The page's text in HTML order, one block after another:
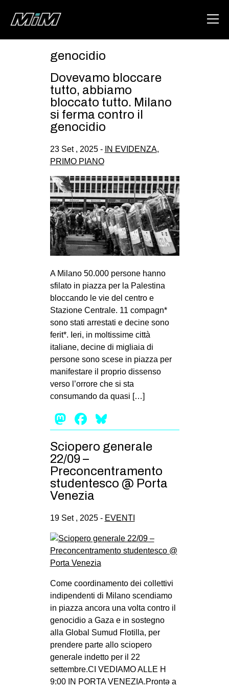
ABOUT
AREA
DEGENERAZIONE
GAZA FREESTYLE
CSOA LAMBRETTA
MSM
STUDENTI TSUNAMI
ZAM
MILANO
MOBILITAZIONI
SPAZI
SPORT POPOLARE
MOVIMENTI
AMBIENTE
ANTIFASCISMO
DIRITTO ALL’ABITARE
GENERI
MIGRAZIONI
PRECARIATO
REPRESSIONE
STUDENTI
CULTURE
ARTE
MANIFESTI
MUSICA
RECENSIONI
AFRICA
AMERICHE
ESTREMO ORIENTE
EUROPA
MEDIO ORIENTE
MONDO
genocidio
Dovevamo bloccare
tutto, abbiamo
bloccato tutto. Milano
si ferma contro il
genocidio
23 Set , 2025 - IN EVIDENZA,
PRIMO PIANO
A Milano 50.000 persone hanno
sfilato in piazza per la Palestina
bloccando le vie del centro e
Stazione Centrale. 11 compagn*
sono stati arrestati e decine sono
ferit*. Ieri, in moltissime città
italiane, decine di migliaia di
persone sono scese in piazza per
manifestare il proprio dissenso
verso l’orrore che si sta
consumando da quasi […]
Mastodon
Facebook
Sciopero generale
22/09 –
Preconcentramento
studentesco @ Porta
Venezia
19 Set , 2025 - EVENTI
Come coordinamento dei collettivi
indipendenti di Milano scendiamo
in piazza ancora una volta contro il
genocidio a Gaza e in sostegno
alla Global Sumud Flotilla, per
prendere parte allo sciopero
generale indetto per il 22
settembre.CI VEDIAMO ALLE H
9:00 IN PORTA VENEZIA.Prontə a